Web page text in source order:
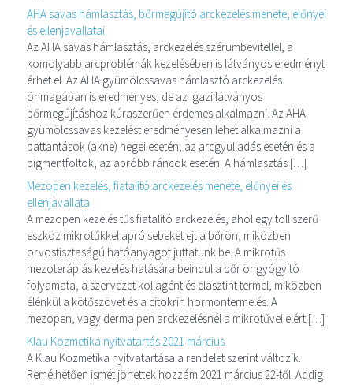
AHA savas hámlasztás, bőrmegújító arckezelés menete, előnyei
és ellenjavallatai
Az AHA savas hámlasztás, arckezelés szérumbevitellel, a
komolyabb arcproblémák kezelésében is látványos eredményt
érhet el. Az AHA gyümölcssavas hámlasztó arckezelés
önmagában is eredményes, de az igazi látványos
bőrmegújításhoz kúraszerűen érdemes alkalmazni. Az AHA
gyümölcssavas kezelést eredményesen lehet alkalmazni a
pattantások (akne) hegei esetén, az arcgyulladás esetén és a
pigmentfoltok, az apróbb ráncok esetén. A hámlasztás […]
Mezopen kezelés, fiatalító arckezelés menete, előnyei és
ellenjavallata
A mezopen kezelés tűs fiatalító arckezelés, ahol egy toll szerű
eszköz mikrotűkkel apró sebeket ejt a bőrön, miközben
orvostisztaságú hatóanyagot juttatunk be. A mikrotűs
mezoterápiás kezelés hatására beindul a bőr öngyógyító
folyamata, a szervezet kollagént és elasztint termel, miközben
élénkül a kötőszövet és a citokrin hormontermelés. A
mezopen, vagy derma pen arckezelésnél a mikrotűvel elért […]
Klau Kozmetika nyitvatartás 2021 március
A Klau Kozmetika nyitvatartása a rendelet szerint változik.
Remélhetően ismét jöhettek hozzám 2021 március 22-től. Addig